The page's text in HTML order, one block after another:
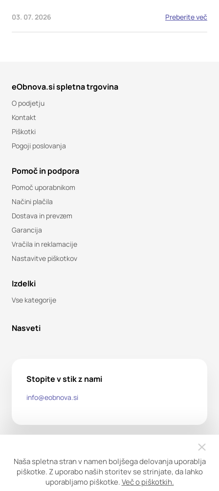
03. 07. 2026 Preberite več
eObnova.si spletna trgovina
O podjetju
Kontakt
Piškotki
Pogoji poslovanja
Pomoč in podpora
Pomoč uporabnikom
Načini plačila
Dostava in prevzem
Garancija
Vračila in reklamacije
Nastavitve piškotkov
Izdelki
Vse kategorije
Nasveti
Stopite v stik z nami
info@eobnova.si
Naša spletna stran v namen boljšega delovanja uporablja
piškotke. Z uporabo naših storitev se strinjate, da lahko
uporabljamo piškotke.Več o piškotkih.